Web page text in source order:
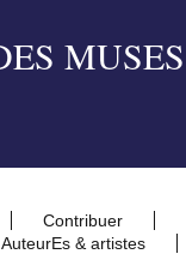
Contribuer
AuteurEs & artistes